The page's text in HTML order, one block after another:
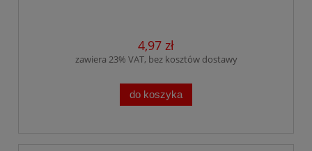
4,97 zł
zawiera 23% VAT, bez kosztów dostawy
do koszyka